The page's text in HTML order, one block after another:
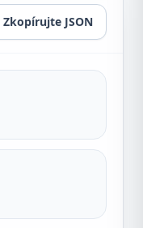
Zkopírujte JSON